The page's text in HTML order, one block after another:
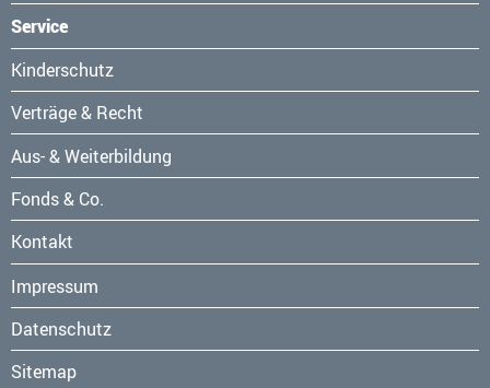
Service
Navigation
überspringen
Kinderschutz
Verträge & Recht
Aus- & Weiterbildung
Fonds & Co.
Kontakt
Navigation
überspringen
Impressum
Datenschutz
Sitemap